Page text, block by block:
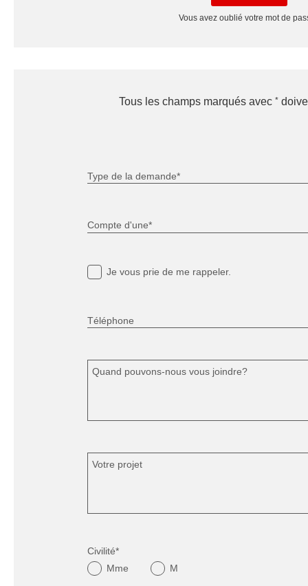
Vous avez oublié votre mot de
Tous les champs marqués avec *
Type de la demande*
Compte d'une*
Je vous prie de me rappeler.
Téléphone
Quand pouvons-nous vous joindre?
Votre projet
Civilité*
Mme
M